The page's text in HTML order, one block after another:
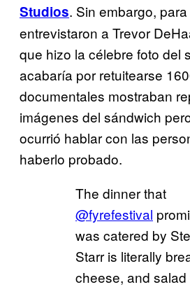
Studios. Sin embargo,
entrevistaron a Trevor
que hizo la célebre foto del
acabaría por retuitearse
documentales mostraban
imágenes del sándwich
ocurrió hablar con las
haberlo probado.
The dinner that
@fyrefestival
was catered by
Starr is literally
cheese, and salad